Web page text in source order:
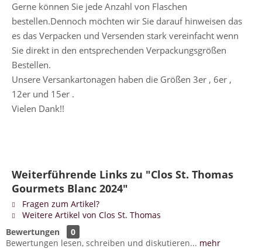
Gerne können Sie jede Anzahl von Flaschen
bestellen.Dennoch möchten wir Sie darauf hinweisen das
es das Verpacken und Versenden stark vereinfacht wenn
Sie direkt in den entsprechenden Verpackungsgrößen
Bestellen.
Unsere Versankartonagen haben die Größen 3er , 6er ,
12er und 15er .
Vielen Dank!!
Weiterführende Links zu "Clos St. Thomas
Gourmets Blanc 2024"
Fragen zum Artikel?
Weitere Artikel von Clos St. Thomas
Bewertungen
0
Bewertungen lesen, schreiben und diskutieren... mehr